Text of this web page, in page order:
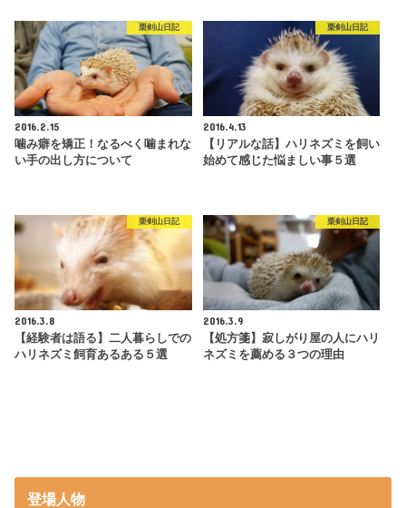
栗剣山日記
2016.2.15
噛み癖を矯正！なるべく噛まれな
い手の出し方について
栗剣山日記
2016.4.13
【リアルな話】ハリネズミを飼い
始めて感じた悩ましい事５選
栗剣山日記
2016.3.8
【経験者は語る】二人暮らしでの
ハリネズミ飼育あるある５選
栗剣山日記
2016.3.9
【処方箋】寂しがり屋の人にハリ
ネズミを薦める３つの理由
登場人物